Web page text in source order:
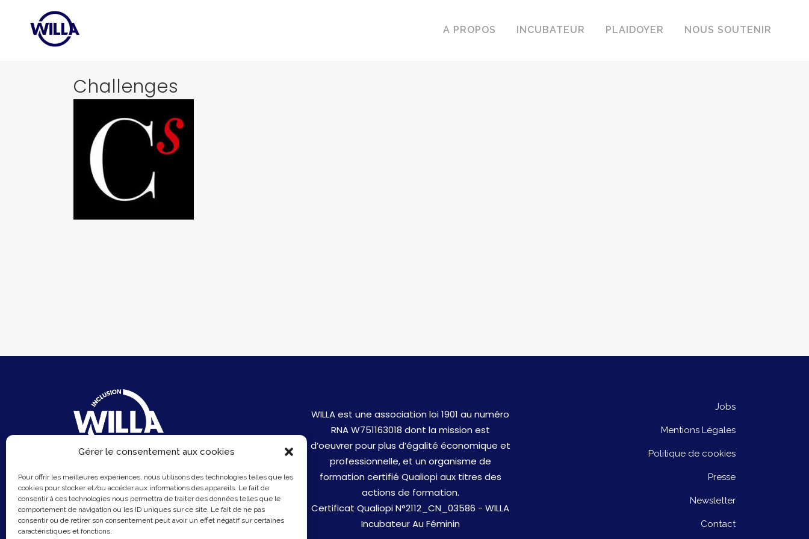
Gérer le consentement aux cookies
Pour offrir les meilleures expériences, nous utilisons des technologies telles que les
cookies pour stocker et/ou accéder aux informations des appareils. Le fait de
consentir à ces technologies nous permettra de traiter des données telles que le
comportement de navigation ou les ID uniques sur ce site. Le fait de ne pas
consentir ou de retirer son consentement peut avoir un effet négatif sur certaines
caractéristiques et fonctions.
A PROPOS INCUBATEUR PLAIDOYER NOUS SOUTENIR
Challenges
6 Rue du Sentier
75002 Paris
Email :contact@hellowilla.co
WILLA est une association loi 1901 au numéro
RNA W751163018 dont la mission est
d’oeuvrer pour plus d’égalité économique et
professionnelle, et un organisme de
formation certifié Qualiopi aux titres des
actions de formation.
Certificat Qualiopi N°2112_CN_03586 - WILLA
Incubateur Au Féminin
Jobs
Mentions Légales
Politique de cookies
Presse
Newsletter
Contact